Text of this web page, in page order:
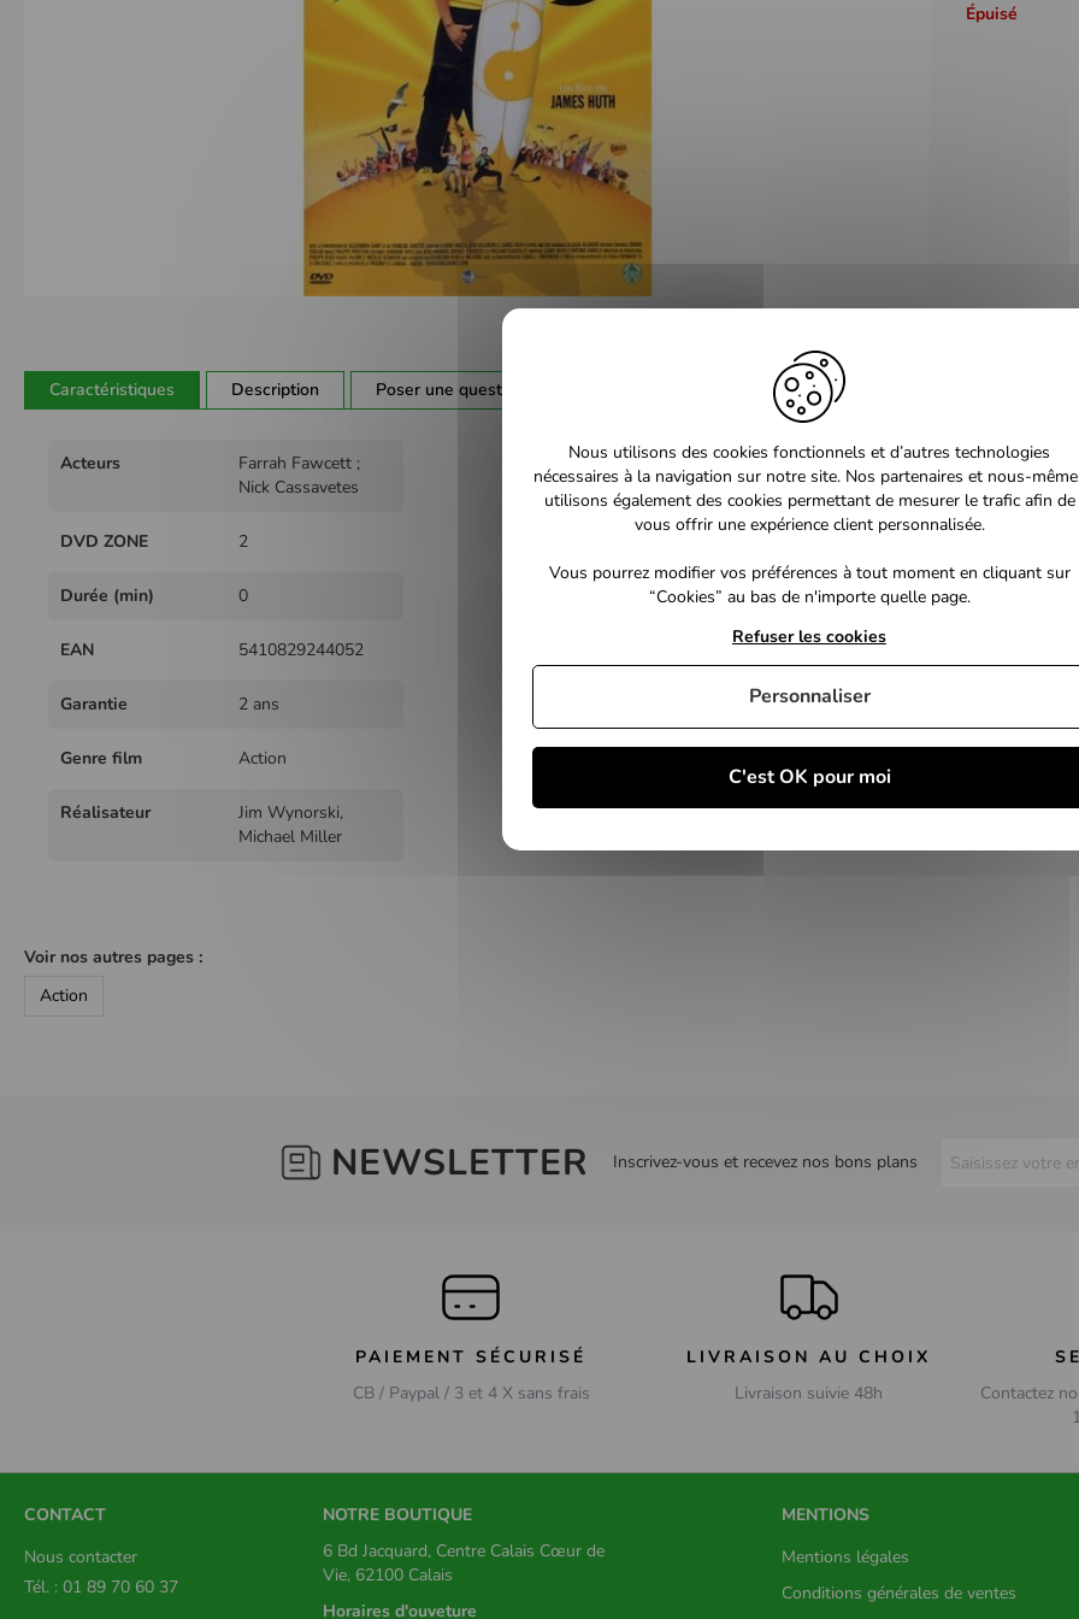
la
d’images
Épuisé
Caractéristiques
d'infos
Acteurs
Farrah Fawcett ;
Nick Cassavetes
DVD ZONE 2
Durée (min) 0
EAN 5410829244052
Garantie 2 ans
Genre film Action
Réalisateur
Jim Wynorski,
Michael Miller
Description Poser une question
Voir nos autres pages :
Action
NEWSLETTER Inscrivez-vous et recevez nos bons plans
PAIEMENT SÉCURISÉ
CB / Paypal / 3 et 4 X sans frais
LIVRAISON AU CHOIX
Livraison suivie 48h
Contactez
CONTACT
Nous contacter
Tél. : 01 89 70 60 37
NOTRE BOUTIQUE
6 Bd Jacquard, Centre Calais Cœur de
Vie, 62100 Calais
Horaires d'ouveture
MENTIONS
Mentions légales
Conditions générales de ventes
Nous utilisons des cookies fonctionnels et d’autres technologies
nécessaires à la navigation sur notre site. Nos partenaires et nous-
utilisons également des cookies permettant de mesurer le trafic afin de
vous offrir une expérience client personnalisée.
Vous pourrez modifier vos préférences à tout moment en cliquant sur
“Cookies” au bas de n'importe quelle page.
C'est OK pour moi
Refuser les cookies
Personnaliser